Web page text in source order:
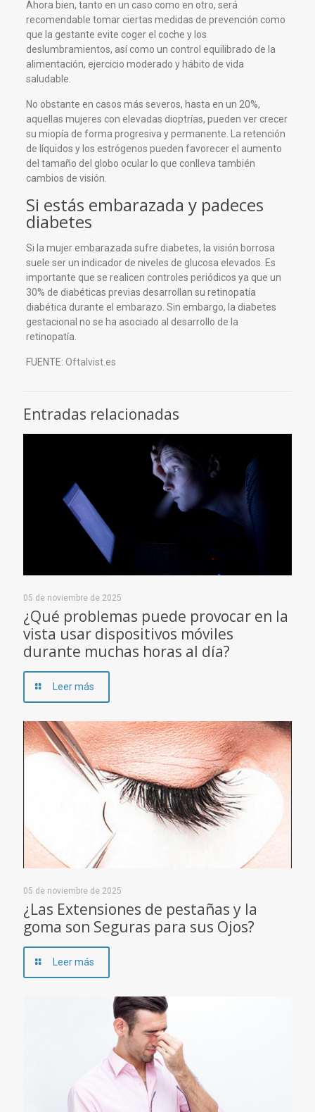
Ahora bien, tanto en un caso como en otro, será
recomendable tomar ciertas medidas de prevención como
que la gestante evite coger el coche y los
deslumbramientos, así como un control equilibrado de la
alimentación, ejercicio moderado y hábito de vida
saludable.
No obstante en casos más severos, hasta en un 20%,
aquellas mujeres con elevadas dioptrías, pueden ver crecer
su miopía de forma progresiva y permanente. La retención
de líquidos y los estrógenos pueden favorecer el aumento
del tamaño del globo ocular lo que conlleva también
cambios de visión.
Si estás embarazada y padeces
diabetes
Si la mujer embarazada sufre diabetes, la visión borrosa
suele ser un indicador de niveles de glucosa elevados. Es
importante que se realicen controles periódicos ya que un
30% de diabéticas previas desarrollan su retinopatía
diabética durante el embarazo. Sin embargo, la diabetes
gestacional no se ha asociado al desarrollo de la
retinopatía.
FUENTE: Oftalvist.es
Entradas relacionadas
05 de noviembre de 2025
¿Qué problemas puede provocar en la
vista usar dispositivos móviles
durante muchas horas al día?
Leer más
05 de noviembre de 2025
¿Las Extensiones de pestañas y la
goma son Seguras para sus Ojos?
Leer más